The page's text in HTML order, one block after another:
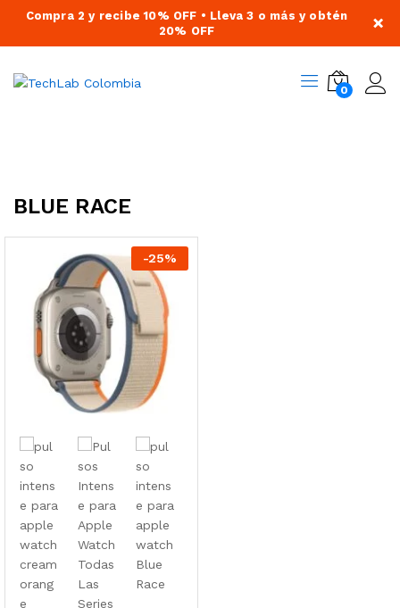
Compra 2 y recibe 10% OFF • Lleva 3 o más y obtén
20% OFF
×
0
BLUE RACE
-25%